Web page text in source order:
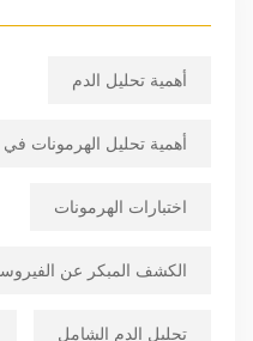
أهمية تحليل الدم
أهمية تحليل الهرمونات
اختبارات الهرمونات
الكشف المبكر عن
تحليل الدم الشامل